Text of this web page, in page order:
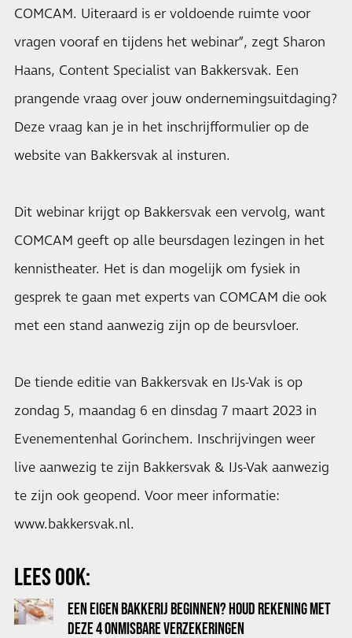
COMCAM. Uiteraard is er voldoende ruimte voor
vragen vooraf en tijdens het webinar”, zegt Sharon
Haans, Content Specialist van Bakkersvak. Een
prangende vraag over jouw ondernemingsuitdaging?
Deze vraag kan je in het inschrijfformulier op de
website van Bakkersvak al insturen.
Dit webinar krijgt op Bakkersvak een vervolg, want
COMCAM geeft op alle beursdagen lezingen in het
kennistheater. Het is dan mogelijk om fysiek in
gesprek te gaan met experts van COMCAM die ook
met een stand aanwezig zijn op de beursvloer.
De tiende editie van Bakkersvak en IJs-Vak is op
zondag 5, maandag 6 en dinsdag 7 maart 2023 in
Evenementenhal Gorinchem. Inschrijvingen weer
live aanwezig te zijn Bakkersvak & IJs-Vak aanwezig
te zijn ook geopend. Voor meer informatie:
www.bakkersvak.nl.
LEES OOK:
EEN EIGEN BAKKERIJ BEGINNEN? HOUD REKENING MET
DEZE 4 ONMISBARE VERZEKERINGEN